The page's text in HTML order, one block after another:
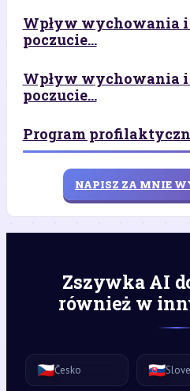
Wpływ wychowania
poczucie...
Wpływ wychowania
poczucie...
Program
NAPISZ ZA MNIE
Zszywka AI
również w
🇨🇿Česko 🇸🇰